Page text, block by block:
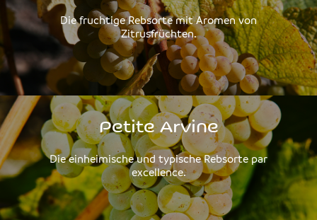
Die fruchtige Rebsorte mit Aromen von
Zitrusfrüchten.
Petite Arvine
Die einheimische und typische Rebsorte par
excellence.